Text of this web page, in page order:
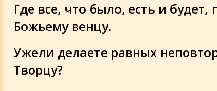
Где все, что было, есть и будет,
Божьему венцу.
Ужели делаете равных
Творцу?